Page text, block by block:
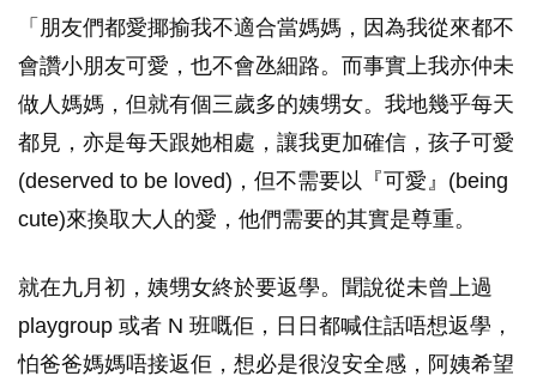
「朋友們都愛揶揄我不適合當媽媽，因為我從來都不
會讚小朋友可愛，也不會氹細路。而事實上我亦仲未
做人媽媽，但就有個三歲多的姨甥女。我地幾乎每天
都見，亦是每天跟她相處，讓我更加確信，孩子可愛
(deserved to be loved)，但不需要以『可愛』(being
cute)來換取大人的愛，他們需要的其實是尊重。
就在九月初，姨甥女終於要返學。聞說從未曾上過
playgroup 或者 N 班嘅佢，日日都喊住話唔想返學，
怕爸爸媽媽唔接返佢，想必是很沒安全感，阿姨希望